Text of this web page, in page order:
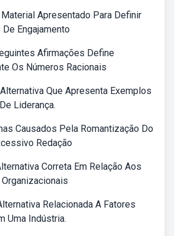
Apresentado Para Definir
Engajamento
Afirmações Define
Os Números Racionais
Que Apresenta Exemplos
Liderança.
Causados Pela Romantização Do
Redação
Correta Em Relação Aos
Relacionada A Fatores
Uma Indústria.